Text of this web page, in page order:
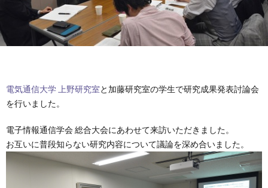
表
賞
助
外
連
業
ア
セ
電気通信大学 上野研究室と加藤研究室の学生で研究成果発表討論会
を行いました。
電子情報通信学会 総合大会にあわせて来訪いただきました。
お互いに普段知らない研究内容について議論を深め合いました。